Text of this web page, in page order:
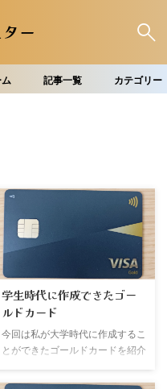
ー
記事一覧 カテゴリー
学生時代に作成できたゴー
ルドカード
今回は私が大学時代に作成するこ
とができたゴールドカードを紹介
できるので参考に慣れば幸いです